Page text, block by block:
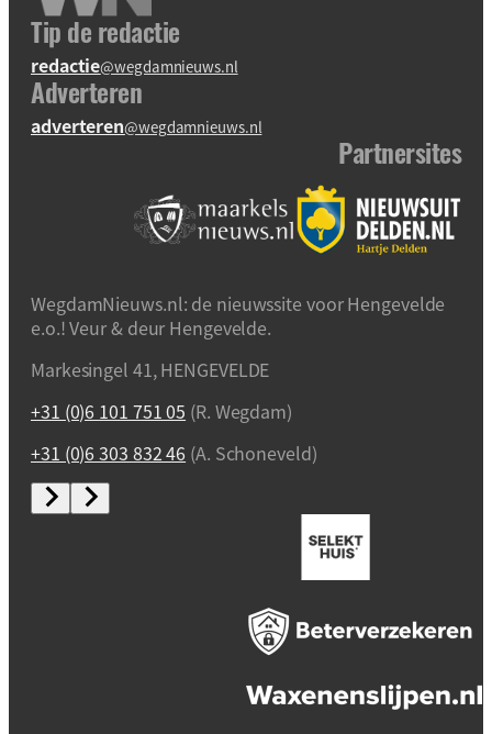
Tip de redactie
redactie@wegdamnieuws.nl
Adverteren
adverteren@wegdamnieuws.nl
Partnersites
WegdamNieuws.nl: de nieuwssite voor Hengevelde
e.o.! Veur & deur Hengevelde.
Markesingel 41, HENGEVELDE
+31 (0)6 101 751 05 (R. Wegdam)
+31 (0)6 303 832 46 (A. Schoneveld)
(verkoop)voorwaarden / Licenties